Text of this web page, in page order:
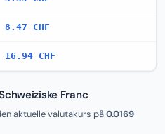
8.47 CHF
16.94 CHF
Franc
aktuelle valutakurs på0.0169